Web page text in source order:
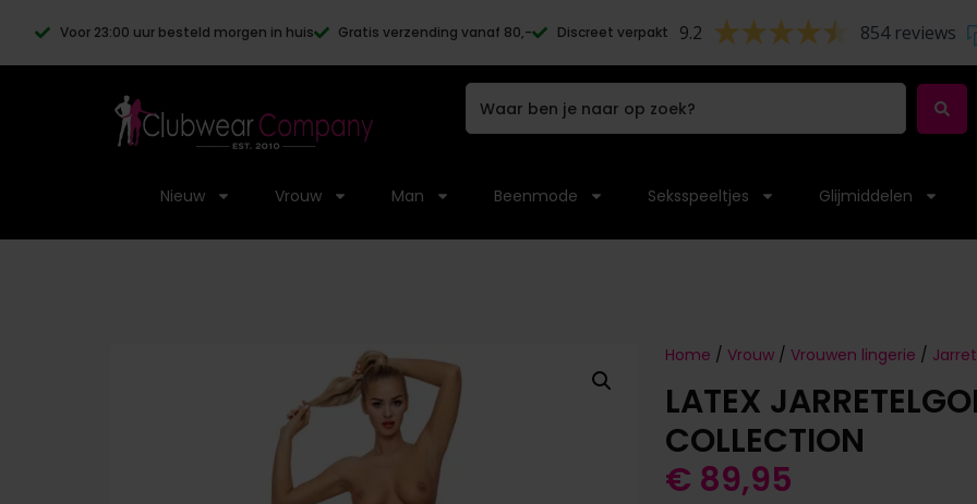
Voor 23:00 uur besteld morgen in huis Gratis verzending vanaf 80,- Discreet verpakt 9.2 854 reviews
Nieuw Vrouw Man Beenmode Seksspeeltjes Glijmiddelen
Home / Vrouw/ Vrouwen lingerie /
LATEX
COLLECTION
€ 89,95